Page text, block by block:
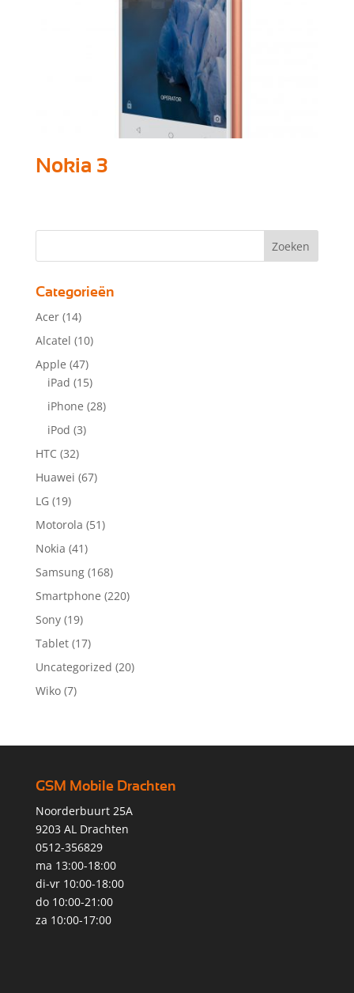
Nokia 3
Categorieën
Acer (14)
Alcatel (10)
Apple (47)
iPad (15)
iPhone (28)
iPod (3)
HTC (32)
Huawei (67)
LG (19)
Motorola (51)
Nokia (41)
Samsung (168)
Smartphone (220)
Sony (19)
Tablet (17)
Uncategorized (20)
Wiko (7)
GSM Mobile Drachten
Noorderbuurt 25A
9203 AL Drachten
0512-356829
ma 13:00-18:00
di-vr 10:00-18:00
do 10:00-21:00
za 10:00-17:00